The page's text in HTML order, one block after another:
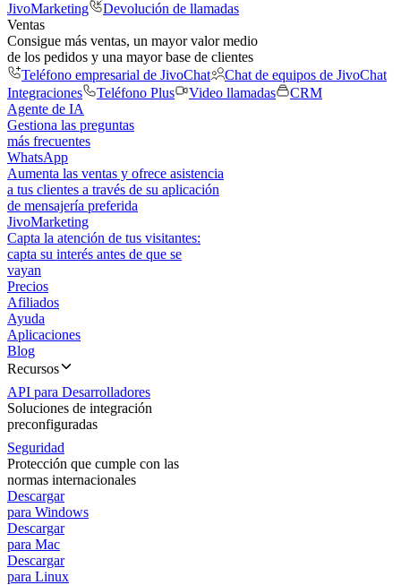
JivoMarketing
Devolución de llamadas
Ventas
Consigue más ventas, un mayor valor medio
de los pedidos y una mayor base de clientes
Teléfono empresarial de JivoChat
Chat de equipos de JivoChat
Integraciones
Teléfono Plus Video llamadas
CRM
Agente de IA
Gestiona las preguntas
más frecuentes
WhatsApp
Aumenta las ventas y ofrece asistencia
a tus clientes a través de su aplicación
de mensajería preferida
JivoMarketing
Capta la atención de tus visitantes:
capta su interés antes de que se
vayan
Precios
Afiliados
Ayuda
Aplicaciones
Blog
Recursos
API para Desarrolladores
Soluciones de integración
preconfiguradas
Seguridad
Protección que cumple con las
normas internacionales
Descargar
para Windows
Descargar
para Mac
Descargar
para Linux